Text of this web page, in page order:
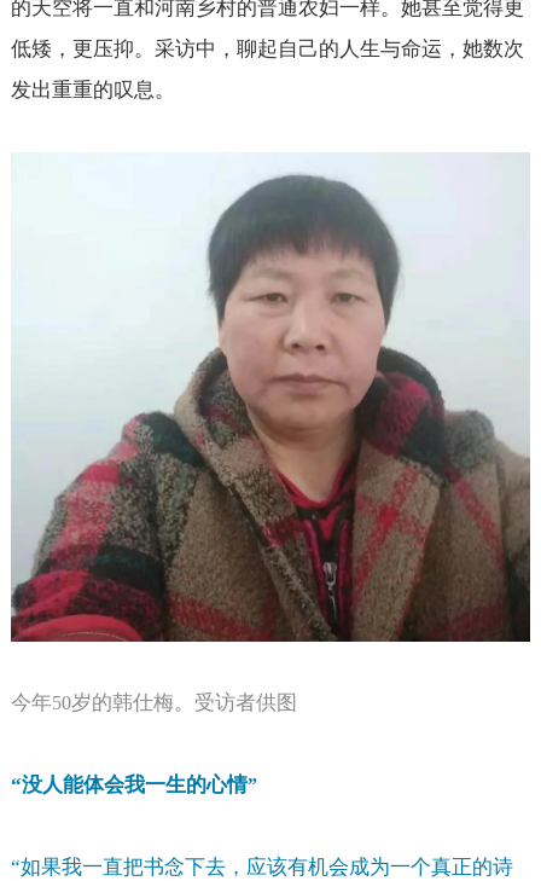
的天空将一直和河南乡村的普通农妇一样。她甚至觉得更
低矮，更压抑。采访中，聊起自己的人生与命运，她数次
发出重重的叹息。
今年50岁的韩仕梅。受访者供图
“没人能体会我一生的心情”
“如果我一直把书念下去，应该有机会成为一个真正的诗